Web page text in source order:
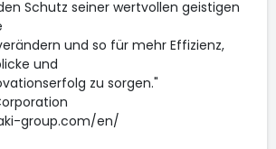
Schutz seiner wertvollen geistigen
und so für mehr Effizienz,
und
zu sorgen."
group.com/en/